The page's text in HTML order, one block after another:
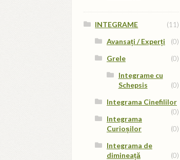
INTEGRAME
(11)
Avansați / Experți
(0)
Grele
(0)
Integrame cu
Schepsis
(0)
Integrama Cinefililor
(0)
Integrama
Curioșilor
(0)
Integrama de
dimineață
(0)